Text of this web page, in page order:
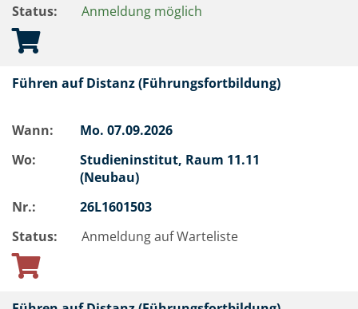
Status:
Anmeldung möglich
Führen auf Distanz (Führungsfortbildung)
Wann: Mo. 07.09.2026
Wo:
Studieninstitut, Raum 11.11
(Neubau)
Nr.:
26L1601503
Status:
Anmeldung auf Warteliste